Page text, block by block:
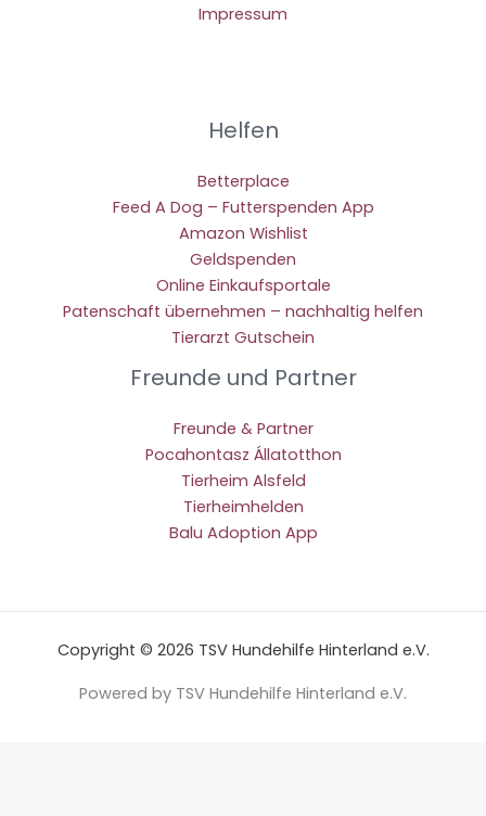
Impressum
Helfen
Betterplace
Feed A Dog – Futterspenden App
Amazon Wishlist
Geldspenden
Online Einkaufsportale
Patenschaft übernehmen – nachhaltig helfen
Tierarzt Gutschein
Freunde und Partner
Freunde & Partner
Pocahontasz Állatotthon
Tierheim Alsfeld
Tierheimhelden
Balu Adoption App
Copyright © 2026 TSV Hundehilfe Hinterland e.V.
Powered by TSV Hundehilfe Hinterland e.V.